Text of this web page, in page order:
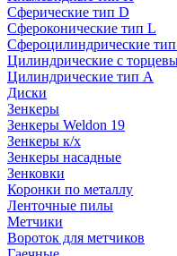
Сферические тип D
Сфероконические тип L
Сфероцилиндрические
Цилиндрические с
Цилиндрические тип А
Диски
Зенкеры
Зенкеры Weldon 19
Зенкеры к/х
Зенкеры насадные
Зенковки
Коронки по металлу
Ленточные пилы
Метчики
Вороток для метчиков